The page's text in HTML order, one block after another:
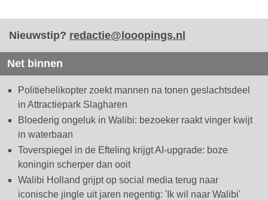
Nieuwstip? redactie@looopings.nl
Net binnen
Politiehelikopter zoekt mannen na tonen geslachtsdeel
in Attractiepark Slagharen
Bloederig ongeluk in Walibi: bezoeker raakt vinger kwijt
in waterbaan
Toverspiegel in de Efteling krijgt AI-upgrade: boze
koningin scherper dan ooit
Walibi Holland grijpt op social media terug naar
iconische jingle uit jaren negentig: 'Ik wil naar Walibi'